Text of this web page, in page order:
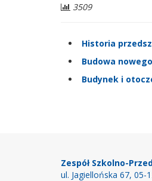
Liczba
3509
Historia
Budowa
Budynek i
Zespół Szkolno-
ul. Jagiellońska 67, 05-